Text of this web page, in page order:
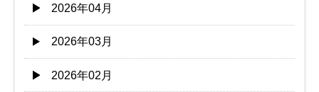
2026年04月
2026年03月
2026年02月